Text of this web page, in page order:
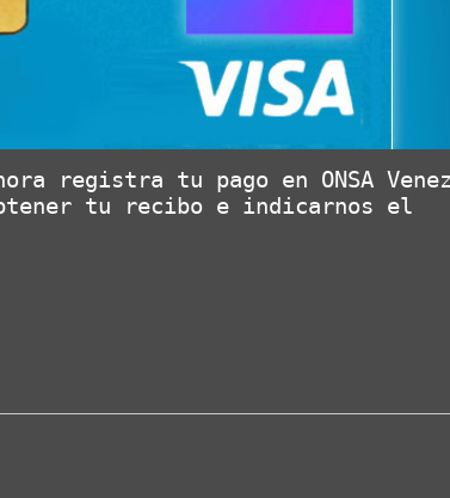
registra tu pago en ONSA
tu recibo e indicarnos el